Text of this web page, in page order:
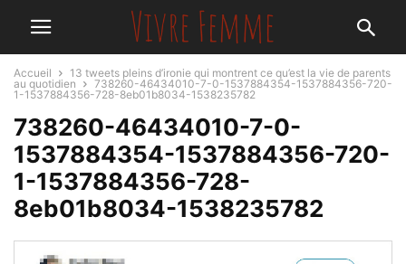
Accueil
13 tweets pleins d’ironie qui montrent ce qu’est la vie de parents
au quotidien
738260-46434010-7-0-1537884354-1537884356-720-
1-1537884356-728-8eb01b8034-1538235782
738260-46434010-7-0-
1537884354-1537884356-720-
1-1537884356-728-
8eb01b8034-1538235782